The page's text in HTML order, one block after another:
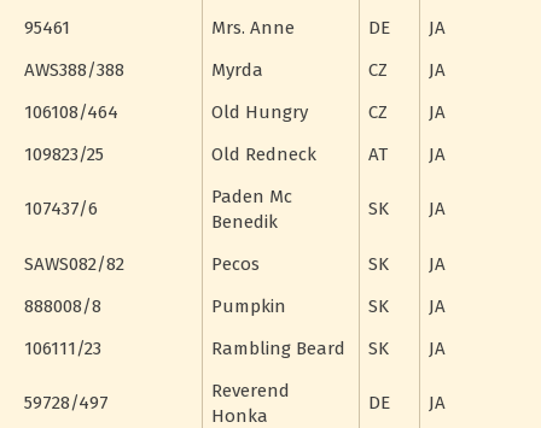
95461
Mrs. Anne DE
JA
AWS388/388
Myrda CZ
JA
106108/464
Old Hungry CZ
JA
109823/25
Old Redneck AT JA
107437/6
Paden Mc
Benedik
SK JA
SAWS082/82 Pecos SK
JA
888008/8
Pumpkin SK
JA
106111/23
Rambling Beard SK JA
59728/497
Reverend
Honka
DE JA